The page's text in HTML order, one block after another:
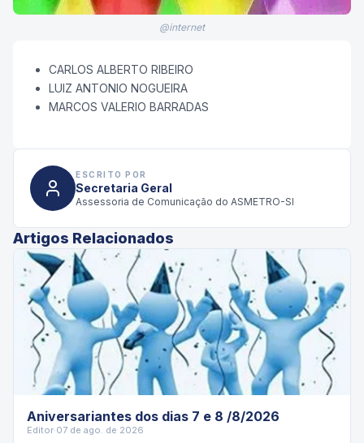
@internet
CARLOS ALBERTO RIBEIRO
LUIZ ANTONIO NOGUEIRA
MARCOS VALERIO BARRADAS
ESCRITO POR
Secretaria Geral
Assessoria de Comunicação do ASMETRO-SI
Artigos Relacionados
Aniversariantes dos dias 7 e 8 /8/2026
Editor·07 de ago. de 2026